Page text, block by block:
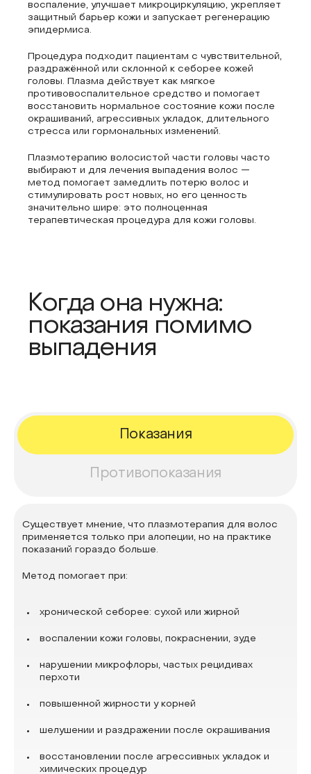
воспаление, улучшает микроциркуляцию, укрепляет
защитный барьер кожи и запускает регенерацию
эпидермиса.
Процедура подходит пациентам с чувствительной,
раздражённой или склонной к себорее кожей
головы. Плазма действует как мягкое
противовоспалительное средство и помогает
восстановить нормальное состояние кожи после
окрашиваний, агрессивных укладок, длительного
стресса или гормональных изменений.
Плазмотерапию волосистой части головы часто
выбирают и для лечения выпадения волос —
метод помогает замедлить потерю волос и
стимулировать рост новых, но его ценность
значительно шире: это полноценная
терапевтическая процедура для кожи головы.
Когда она нужна:
показания помимо
выпадения
Показания
Противопоказания
Существует мнение, что плазмотерапия для волос
применяется только при алопеции, но на практике
показаний гораздо больше.
Метод помогает при:
хронической себорее: сухой или жирной
воспалении кожи головы, покраснении, зуде
нарушении микрофлоры, частых рецидивах
перхоти
повышенной жирности у корней
шелушении и раздражении после окрашивания
восстановлении после агрессивных укладок и
химических процедур